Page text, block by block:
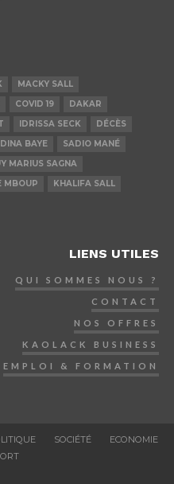
MACKY SALL
COVID 19
DAKAR
IDRISSA SECK
DÉCÈS
BAYE
SADIO MANÉ
MARIUS SAGNA
MBOUP
KHALIFA SALL
LIENS UTILES
QUI SOMMES NOUS ?
CONTACT
NOS OFFRES
KAOLACK BUSINESS
EMPLOI & FORMATION
SOCIÉTÉ
ECONOMIE